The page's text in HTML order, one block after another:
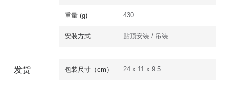
重量 (g) 430
安装方式 贴顶安装 / 吊装
发货 包装尺寸（cm） 24 x 11 x 9.5